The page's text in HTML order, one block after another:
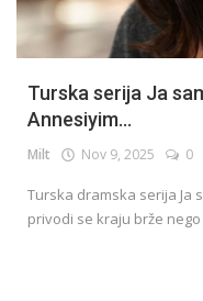
Turska serija Ja
Annesiyim...
Milt Nov 9, 2025 0
Turska dramska serija Ja
privodi se kraju brže